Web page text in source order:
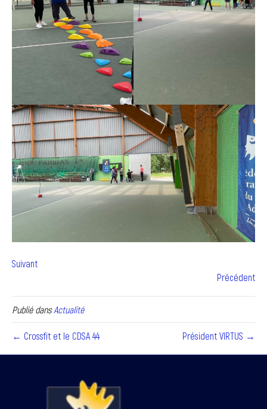
Suivant
Précédent
Publié dansActualité
← Crossfit et le CDSA 44 Président VIRTUS →